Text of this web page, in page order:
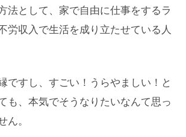
法として、家で自由に仕事をするラ
労収入で生活を成り立たせている人
ですし、すごい！うらやましい！と
も、本気でそうなりたいなんて思っ
ん。